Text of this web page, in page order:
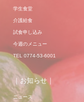
学生食堂
介護給食
試食申し込み
今週のメニュー
TEL 0774-53-6001
｜お知らせ｜
ニュース